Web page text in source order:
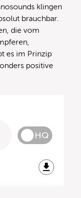
klingen
brauchbar.
die vom
es im Prinzip
positive
HQ